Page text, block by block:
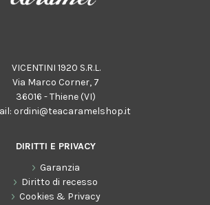
VICENTINI 1920 S.R.L.
Via Marco Corner, 7
36016 - Thiene (VI)
ordini@teacaramelshop.it
DIRITTI E PRIVACY
Garanzia
Diritto di recesso
Cookies & Privacy